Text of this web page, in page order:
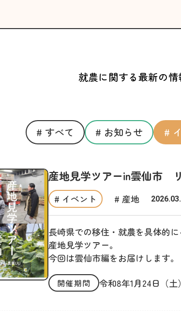
就農に関する最新の情
# すべて # お知らせ #
産地見学ツアーin雲仙市
# イベント # 産地
長崎県での移住・就農を具体的
産地見学ツアー。
今回は雲仙市編をお届けします。
開催期間 令和8年1月24日（土